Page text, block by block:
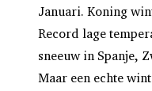
Januari. Koning
Record lage
sneeuw in Spanje,
Maar een echte